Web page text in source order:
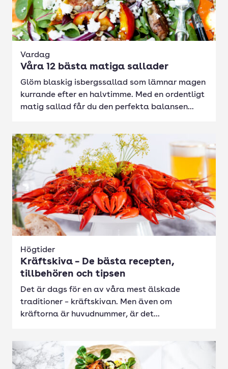
Vardag
Våra 12 bästa matiga sallader
Glöm blaskig isbergssallad som lämnar magen
kurrande efter en halvtimme. Med en ordentligt
matig sallad får du den perfekta balansen...
Högtider
Kräftskiva – De bästa recepten,
tillbehören och tipsen
Det är dags för en av våra mest älskade
traditioner – kräftskivan. Men även om
kräftorna är huvudnummer, är det...